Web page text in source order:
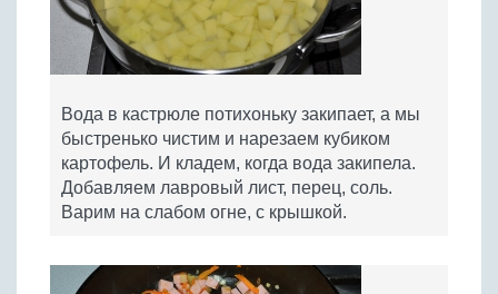
Вода в кастрюле потихоньку закипает, а мы
быстренько чистим и нарезаем кубиком
картофель. И кладем, когда вода закипела.
Добавляем лавровый лист, перец, соль.
Варим на слабом огне, с крышкой.